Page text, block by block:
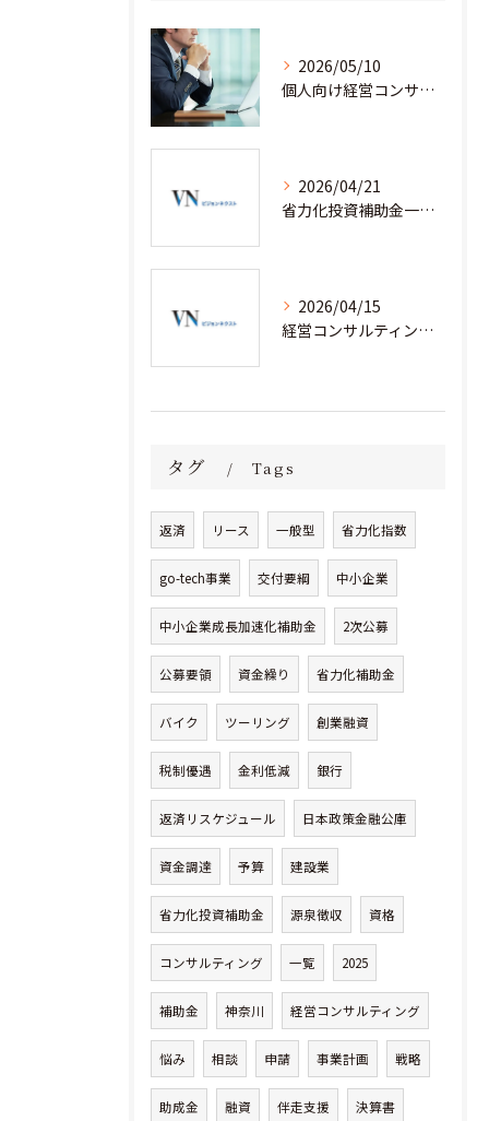
2026/05/10
個人向け経営コンサルタント料金の全貌を徹底解説
2026/04/21
省力化投資補助金一般型を経営コンサルティングと安心して活用するための実践ノウハウ
2026/04/15
経営コンサルティングと省力化補助金で人手不足企業が成果を出す実践事例集
タグ Tags
返済 リース 一般型 省力化指数
go-tech事業 交付要綱 中小企業
中小企業成長加速化補助金 2次公募
公募要領 資金繰り 省力化補助金
バイク ツーリング 創業融資
税制優遇 金利低減 銀行
返済リスケジュール 日本政策金融公庫
資金調達 予算 建設業
省力化投資補助金 源泉徴収 資格
コンサルティング 一覧 2025
補助金 神奈川 経営コンサルティング
悩み 相談 申請 事業計画 戦略
助成金 融資 伴走支援 決算書